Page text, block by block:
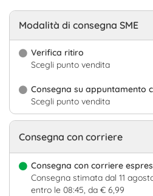
Modalità di consegna SME
Verifica ritiro
Scegli punto vendita
Consegna su appuntamento
Scegli punto vendita
Consegna con corriere
Consegna con corriere
Consegna stimata dal 11
entro le 08:45, da € 6,99